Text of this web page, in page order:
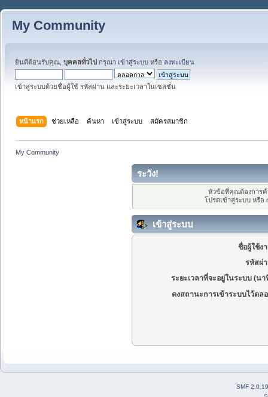
My Community
ยินดีต้อนรับคุณ, บุคคลทั่วไป กรุณา เข้าสู่ระบบ หรือ ลงทะเบียน
เข้าสู่ระบบด้วยชื่อผู้ใช้ รหัสผ่าน และระยะเวลาในเซสชั่น
หน้าแรก ช่วยเหลือ ค้นหา เข้าสู่ระบบ สมัครสมาชิก
My Community
ระวัง!
หัวข้อที่คุณต้องการ
โปรดเข้าสู่ระบบ หรือ
เข้าสู่ระบบ
ชื่อผู้ใช้ง
รหัสผ่
ระยะเวลาที่จะอยู่ในระบบ (นา
คงสถานะการเข้าระบบไว้ตล
SMF 2.0.19